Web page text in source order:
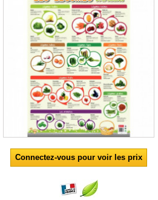
Connectez-vous pour voir les prix